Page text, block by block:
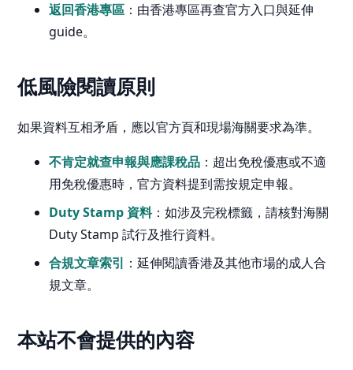
返回香港專區 ：由香港專區再查官方入口與延伸
guide。
低風險閱讀原則
如果資料互相矛盾，應以官方頁和現場海關要求為準。
不肯定就查申報與應課稅品 ：超出免稅優惠或不適
用免稅優惠時，官方資料提到需按規定申報。
Duty Stamp 資料：如涉及完稅標籤，請核對海關
Duty Stamp 試行及推行資料。
合規文章索引 ：延伸閱讀香港及其他市場的成人合
規文章。
本站不會提供的內容